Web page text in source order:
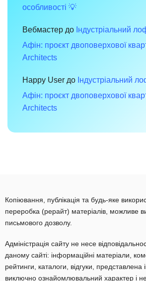
особливості 💡
Вебмастер до Індустріальний
Афін: проєкт двоповерхової
Architects
Happy User до Індустріальний
Афін: проєкт двоповерхової
Architects
Копіювання, публікація та будь-яке
переробка (рерайт) матеріалів, можливе
письмового дозволу.
Адміністрація сайту не несе
даному сайті: інформаційні матеріали,
рейтинги, каталоги, відгуки,
виключно ознайомлювальний характер і